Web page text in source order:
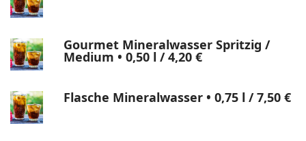
Gourmet Mineralwasser Spritzig /
Medium • 0,50 l / 4,20 €
Flasche Mineralwasser • 0,75 l / 7,50 €